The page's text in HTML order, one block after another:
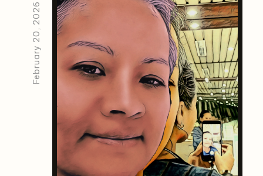
February 20, 2026